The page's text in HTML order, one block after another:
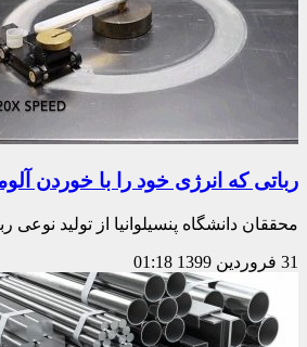
رباتی که انرژی خود را با خوردن
محققان دانشگاه پنسیلوانیا از تولید
31 فروردین 1399 01:18